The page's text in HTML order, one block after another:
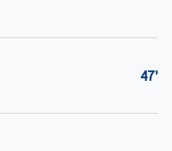
47'